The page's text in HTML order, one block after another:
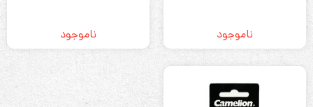
ناموجود ناموجود